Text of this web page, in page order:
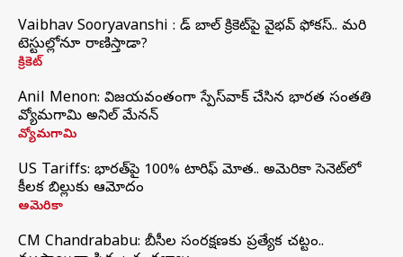
Vaibhav Sooryavanshi : రెడ్ బాల్ క్రికెట్‌పై వైభవ్ ఫోకస్.. మరి
టెస్టుల్లోనూ రాణిస్తాడా?
క్రికెట్
Anil Menon: విజయవంతంగా స్పేస్‌వాక్‌ చేసిన భారత సంతతి
వ్యోమగామి అనిల్‌ మేనన్
వ్యోమగామి
US Tariffs: భారత్‌పై 100% టారిఫ్‌ మోత.. అమెరికా సెనెట్‌లో
కీలక బిల్లుకు ఆమోదం
అమెరికా
CM Chandrababu: బీసీల సంరక్షణకు ప్రత్యేక చట్టం..